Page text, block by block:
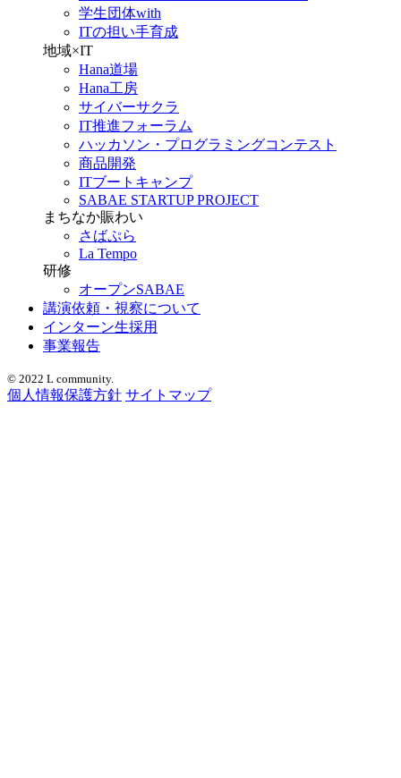
学生団体with
ITの担い手育成
地域×IT
Hana道場
Hana工房
サイバーサクラ
IT推進フォーラム
ハッカソン・プログラミングコンテスト
商品開発
ITブートキャンプ
SABAE STARTUP PROJECT
まちなか賑わい
さばぷら
La Tempo
研修
オープンSABAE
講演依頼・視察について
インターン生採用
事業報告
© 2022 L community.
個人情報保護方針 サイトマップ